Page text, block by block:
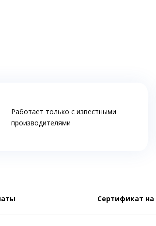
Работает только с известными
производителями
Сертификат